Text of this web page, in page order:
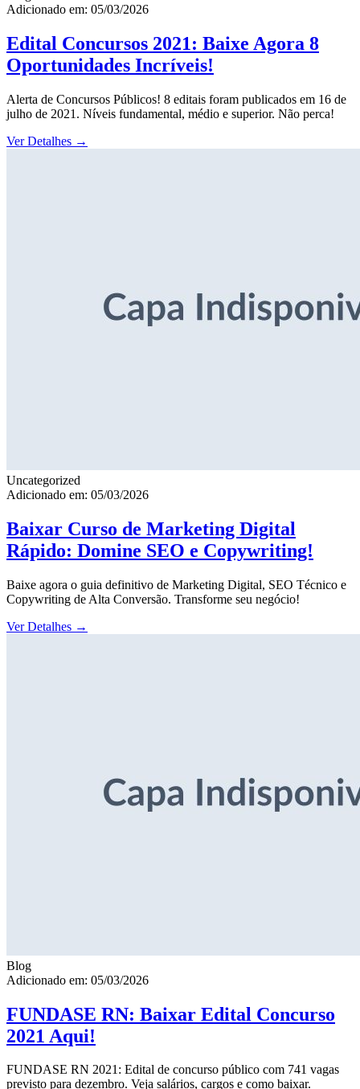
Adicionado em: 05/03/2026
Edital Concursos 2021: Baixe Agora 8
Oportunidades Incríveis!
Alerta de Concursos Públicos! 8 editais foram publicados em 16 de
julho de 2021. Níveis fundamental, médio e superior. Não perca!
Ver Detalhes →
Uncategorized
Adicionado em: 05/03/2026
Baixar Curso de Marketing Digital
Rápido: Domine SEO e Copywriting!
Baixe agora o guia definitivo de Marketing Digital, SEO Técnico e
Copywriting de Alta Conversão. Transforme seu negócio!
Ver Detalhes →
Blog
Adicionado em: 05/03/2026
FUNDASE RN: Baixar Edital Concurso
2021 Aqui!
FUNDASE RN 2021: Edital de concurso público com 741 vagas
previsto para dezembro. Veja salários, cargos e como baixar.